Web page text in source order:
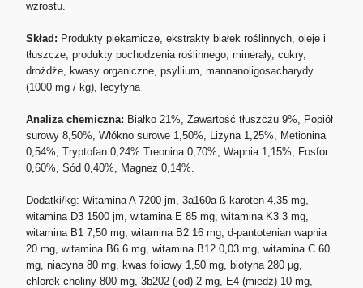
wzrostu.
Skład: Produkty piekarnicze, ekstrakty białek roślinnych, oleje i
tłuszcze, produkty pochodzenia roślinnego, minerały, cukry,
drożdże, kwasy organiczne, psyllium, mannanoligosacharydy
(1000 mg / kg), lecytyna
Analiza chemiczna: Białko 21%, Zawartość tłuszczu 9%, Popiół
surowy 8,50%, Włókno surowe 1,50%, Lizyna 1,25%, Metionina
0,54%, Tryptofan 0,24% Treonina 0,70%, Wapnia 1,15%, Fosfor
0,60%, Sód 0,40%, Magnez 0,14%.
Dodatki/kg: Witamina A 7200 jm, 3a160a ß-karoten 4,35 mg,
witamina D3 1500 jm, witamina E 85 mg, witamina K3 3 mg,
witamina B1 7,50 mg, witamina B2 16 mg, d-pantotenian wapnia
20 mg, witamina B6 6 mg, witamina B12 0,03 mg, witamina C 60
mg, niacyna 80 mg, kwas foliowy 1,50 mg, biotyna 280 µg,
chlorek choliny 800 mg, 3b202 (jod) 2 mg, E4 (miedź) 10 mg,